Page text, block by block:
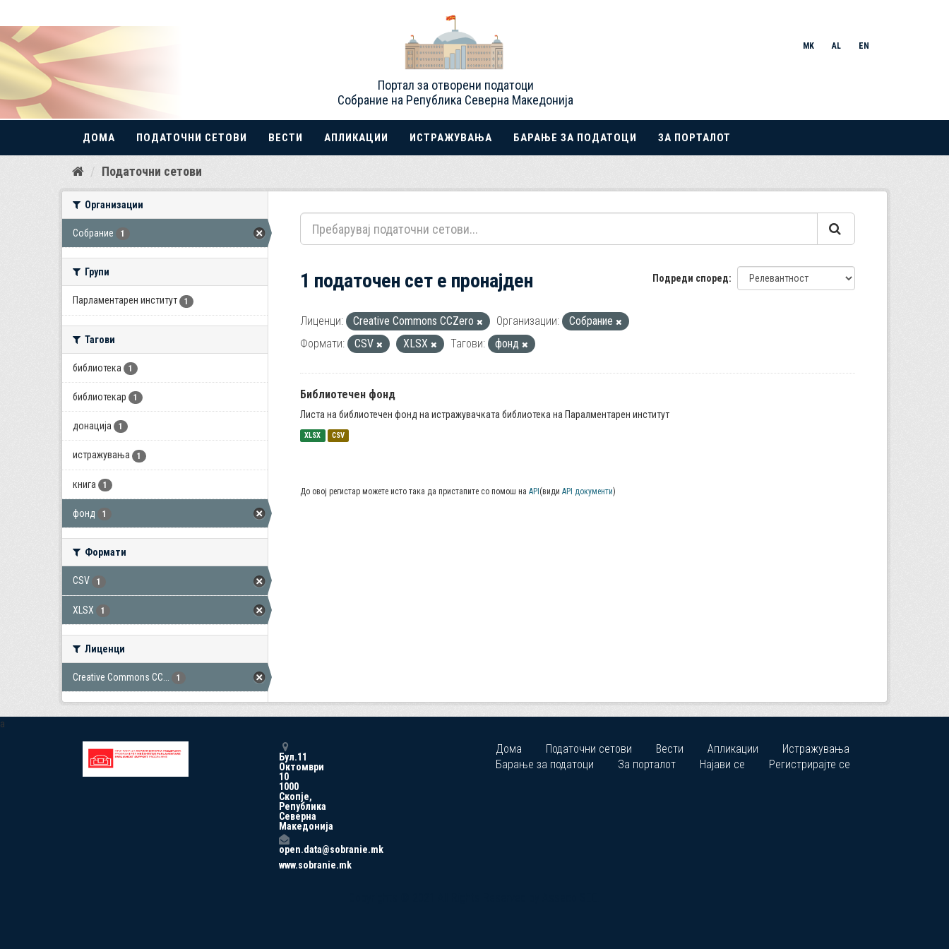
Прескокнете
Портал за отворени податоци
Собрание на Република Северна Македонија
MK AL EN
ДОМА ПОДАТОЧНИ СЕТОВИ ВЕСТИ АПЛИКАЦИИ ИСТРАЖУВАЊА БАРАЊЕ ЗА ПОДАТОЦИ ЗА ПОРТАЛОТ
Податочни сетови
Организации
Собрание 1
Групи
Парламентарен институт 1
Тагови
библиотека 1
библиотекар 1
донација 1
истражувања 1
книга 1
фонд 1
Формати
CSV 1
XLSX 1
Лиценци
Creative Commons CC... 1
Подреди според
1 податочен сет е пронајден
Лиценци: Creative Commons CCZero Организации:
Собрание
Формати:
CSV XLSX Тагови: фонд
Библиотечен фонд
Листа на библиотечен фонд на истражувачката библиотека на Паралментарен институт
XLSX CSV
До овој регистар можете исто така да пристапите со помош на API (види API документи)
a
Бул.11
Октомври
10
1000
Скопје,
Република
Северна
Македонија
open.data@sobranie.mk
www.sobranie.mk
Дома Податочни сетови Вести Апликации
Истражувања
Барање за податоци
За порталот Најави се Регистрирајте се